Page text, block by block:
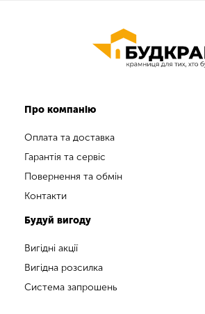
Про компанію
Оплата та доставка
Гарантія та сервіс
Повернення та обмін
Контакти
Будуй вигоду
Вигідні акції
Вигідна розсилка
Система запрошень